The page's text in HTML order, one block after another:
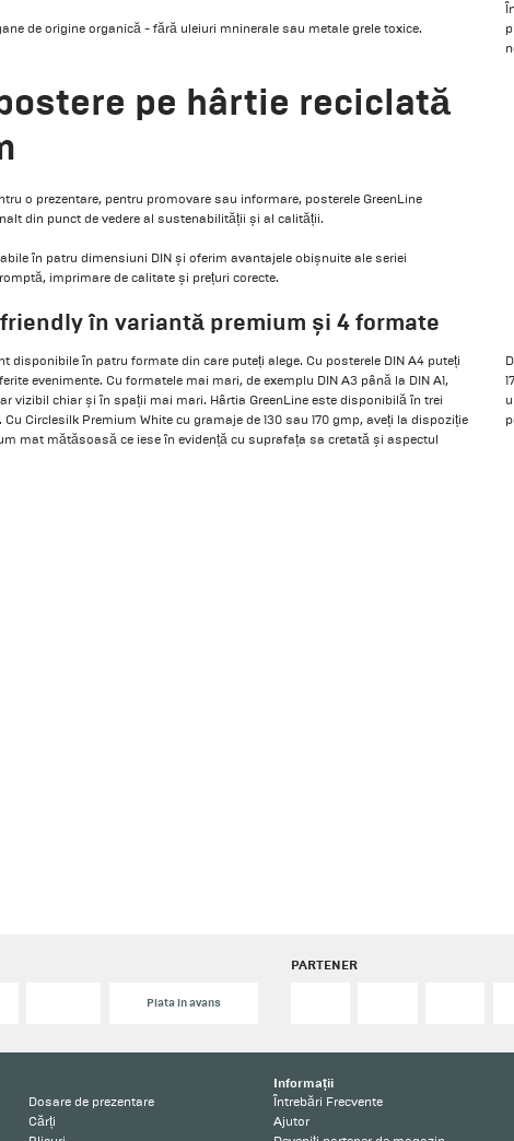
de origine organică - fără uleiuri mninerale sau metale grele toxice.
pe hârtie reciclată
o prezentare, pentru promovare sau informare, posterele GreenLine
din punct de vedere al sustenabilității și al calității.
în patru dimensiuni DIN și oferim avantajele obișnuite ale seriei
imprimare de calitate și prețuri corecte.
în variantă premium și 4 formate
disponibile în patru formate din care puteți alege. Cu posterele DIN A4 puteți
evenimente. Cu formatele mai mari, de exemplu DIN A3 până la DIN A1,
vizibil chiar și în spații mai mari. Hârtia GreenLine este disponibilă în trei
Circlesilk Premium White cu gramaje de 130 sau 170 gmp, aveți la dispoziție
mat mătăsoasă ce iese în evidență cu suprafața sa cretată și aspectul
Plata in avans
PARTENER
Dosare de prezentare
Cărți
Informații
Întrebări Frecvente
Ajutor